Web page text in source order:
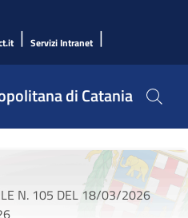
| Servizi Intranet |
di Catania
N. 105 DEL 18/03/2026